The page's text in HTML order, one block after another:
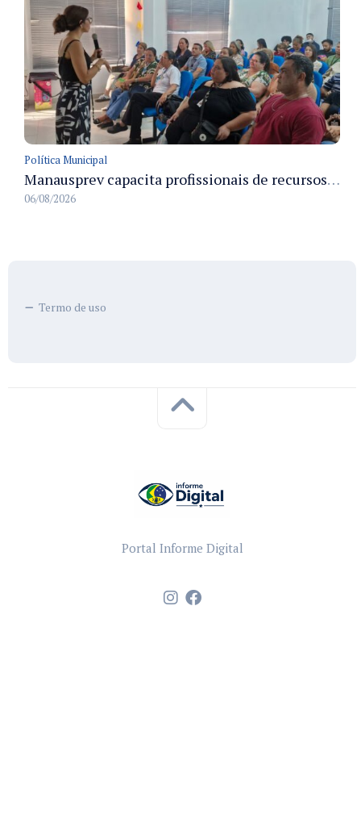
Política Municipal
Manausprev capacita profissionais de recursos humanos para agilizar concessão de aposentadorias no município
06/08/2026
Termo de uso
Portal Informe Digital